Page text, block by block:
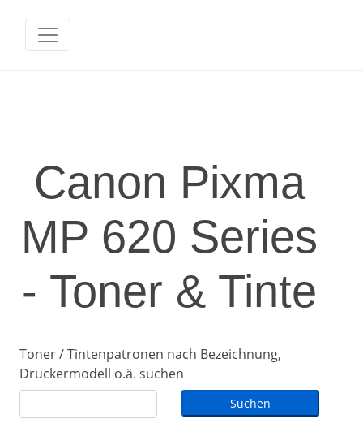
Canon Pixma
MP 620 Series
- Toner & Tinte
Toner / Tintenpatronen nach Bezeichnung,
Druckermodell o.ä. suchen